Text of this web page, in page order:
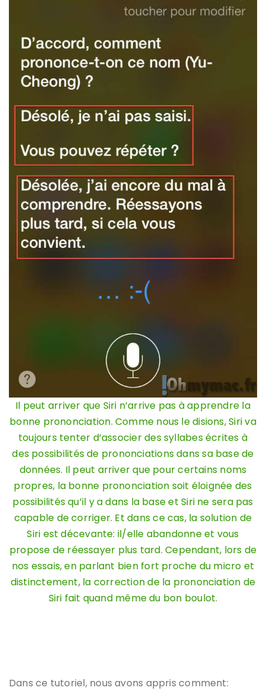
Il peut arriver que Siri n’arrive pas à apprendre la
bonne prononciation. Comme nous le disions, Siri va
toujours tenter d’associer des syllabes écrites à
des possibilités de prononciations dans sa base de
données. Il peut arriver que pour certains noms
propres, la bonne prononciation soit éloignée des
possibilités qu’il y a dans la base et Siri ne sera pas
capable de corriger. Et dans ce cas, la solution de
Siri est décevante: il/elle abandonne et vous
propose de réessayer plus tard. Cependant, lors de
nos essais, en parlant bien fort proche du micro et
distinctement, la correction de la prononciation de
Siri fait quand même du bon boulot.
Dans ce tutoriel, nous avons appris comment: